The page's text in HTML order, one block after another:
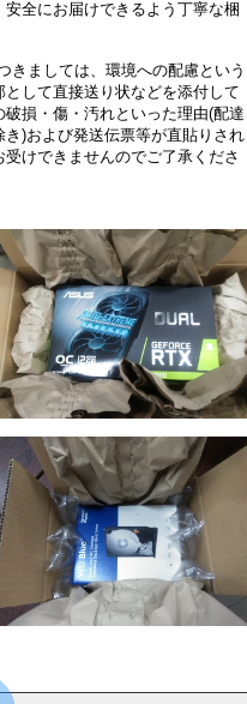
全にお届けできるよう丁寧な梱
きましては、環境への配慮という
して直接送り状などを添付して
損・傷・汚れといった理由(配達
)および発送伝票等が直貼りされ
けできませんのでご了承くださ